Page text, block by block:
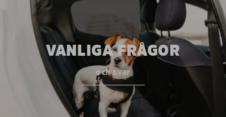
VANLIGA FRÅGOR
och svar